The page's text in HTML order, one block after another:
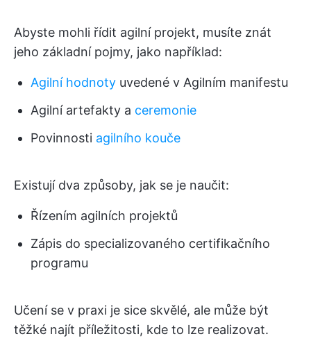
Abyste mohli řídit agilní projekt, musíte znát
jeho základní pojmy, jako například:
Agilní hodnoty uvedené v Agilním manifestu
Agilní artefakty a ceremonie
Povinnosti agilního kouče
Existují dva způsoby, jak se je naučit:
Řízením agilních projektů
Zápis do specializovaného certifikačního
programu
Učení se v praxi je sice skvělé, ale může být
těžké najít příležitosti, kde to lze realizovat.